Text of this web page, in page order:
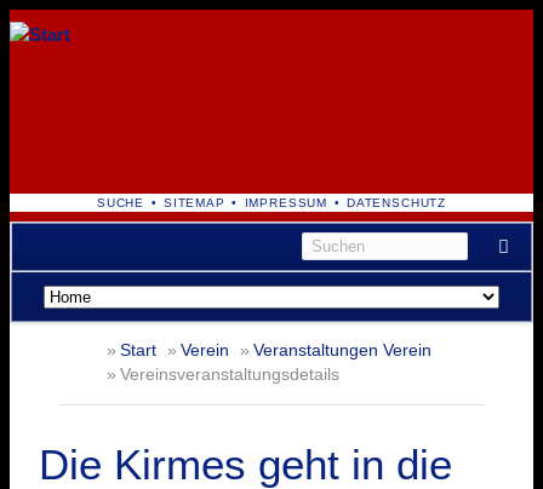
NAVIGATION
ÜBERSPRINGEN
SUCHE SITEMAP IMPRESSUM DATENSCHUTZ
Navigation
überspringen
Start Verein
Veranstaltungen Verein
Vereinsveranstaltungsdetails
Die Kirmes geht in die